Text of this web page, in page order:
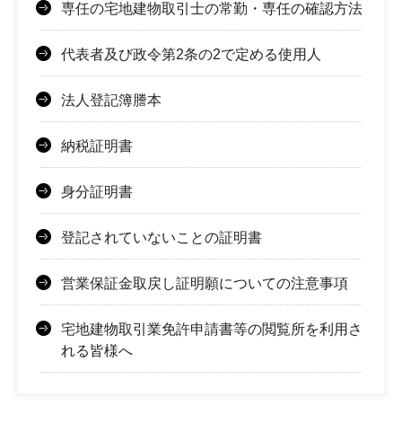
専任の宅地建物取引士の常勤・専任の確認方法
代表者及び政令第2条の2で定める使用人
法人登記簿謄本
納税証明書
身分証明書
登記されていないことの証明書
営業保証金取戻し証明願についての注意事項
宅地建物取引業免許申請書等の閲覧所を利用さ
れる皆様へ